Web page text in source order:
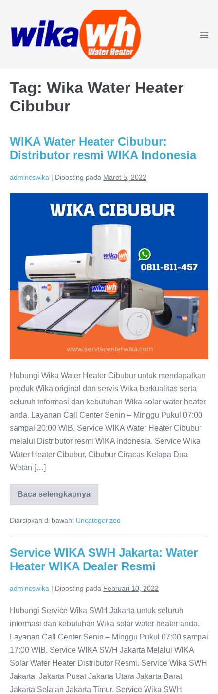
konten
Tag: Wika Water Heater
Cibubur
WIKA Water Heater Cibubur:
Distributor resmi WIKA Indonesia
admincswika | Diposting pada Maret 5, 2022
resmi
WIKA
Indonesia
Hubungi Wika Water Heater Cibubur untuk mendapatkan
produk Wika original dan servis Wika berkualitas serta
seluruh informasi dan kebutuhan Wika solar water heater
anda. Layanan Call Center Senin – Minggu Pukul 07:00
sampai 20:00 WIB. Service WIKA Water Heater Cibubur
melalui Distributor resmi WIKA Indonesia. Service Wika
Water Heater Cibubur, Cibubur Ciracas Kelapa Dua
Wetan […]
Baca selengkapnya
WIKA
Water
Cibubur:
resmi
Indonesia
Diarsipkan di bawah: Uncategorized
Service WIKA SWH Jakarta: Water
Heater WIKA Dealer Resmi
admincswika | Diposting pada Februari 10, 2022
Hubungi Service Wika SWH Jakarta untuk seluruh
informasi dan kebutuhan Wika solar water heater anda.
Layanan Call Center Senin – Minggu Pukul 07:00 sampai
17:00 WIB. Service WIKA SWH Jakarta Melalui WIKA
Solar Water Heater Distributor Resmi. Service Wika SWH
Jakarta, Jakarta Pusat Jakarta Utara Jakarta Barat
Jakarta Selatan Jakarta Timur. Service Wika SWH